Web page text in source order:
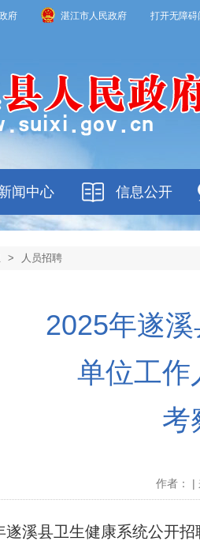
府 湛江市人民政府 打开无障碍
闻中心 信息公开
> 人员招聘
2025年遂
单位工作
考
作者： |
遂溪县卫生健康系统公开